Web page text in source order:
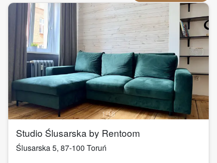
1/18
Studio Ślusarska by Rentoom
Ślusarska 5, 87-100 Toruń